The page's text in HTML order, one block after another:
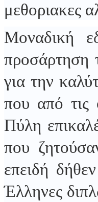
μεθοριακες
Μοναδική
προσάρτηση
για την
που από τις
Πύλη
που
επειδή
Έλληνες